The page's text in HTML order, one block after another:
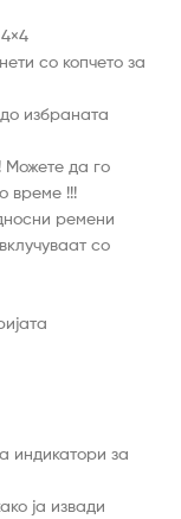
со копчето за
избраната
Можете да го
време !!!
ремени
со
индикатори за
ја извади